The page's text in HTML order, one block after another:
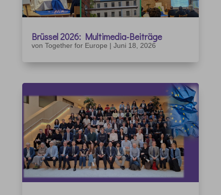
Brüssel 2026: Multimedia-Beiträge
von Together for Europe | Juni 18, 2026